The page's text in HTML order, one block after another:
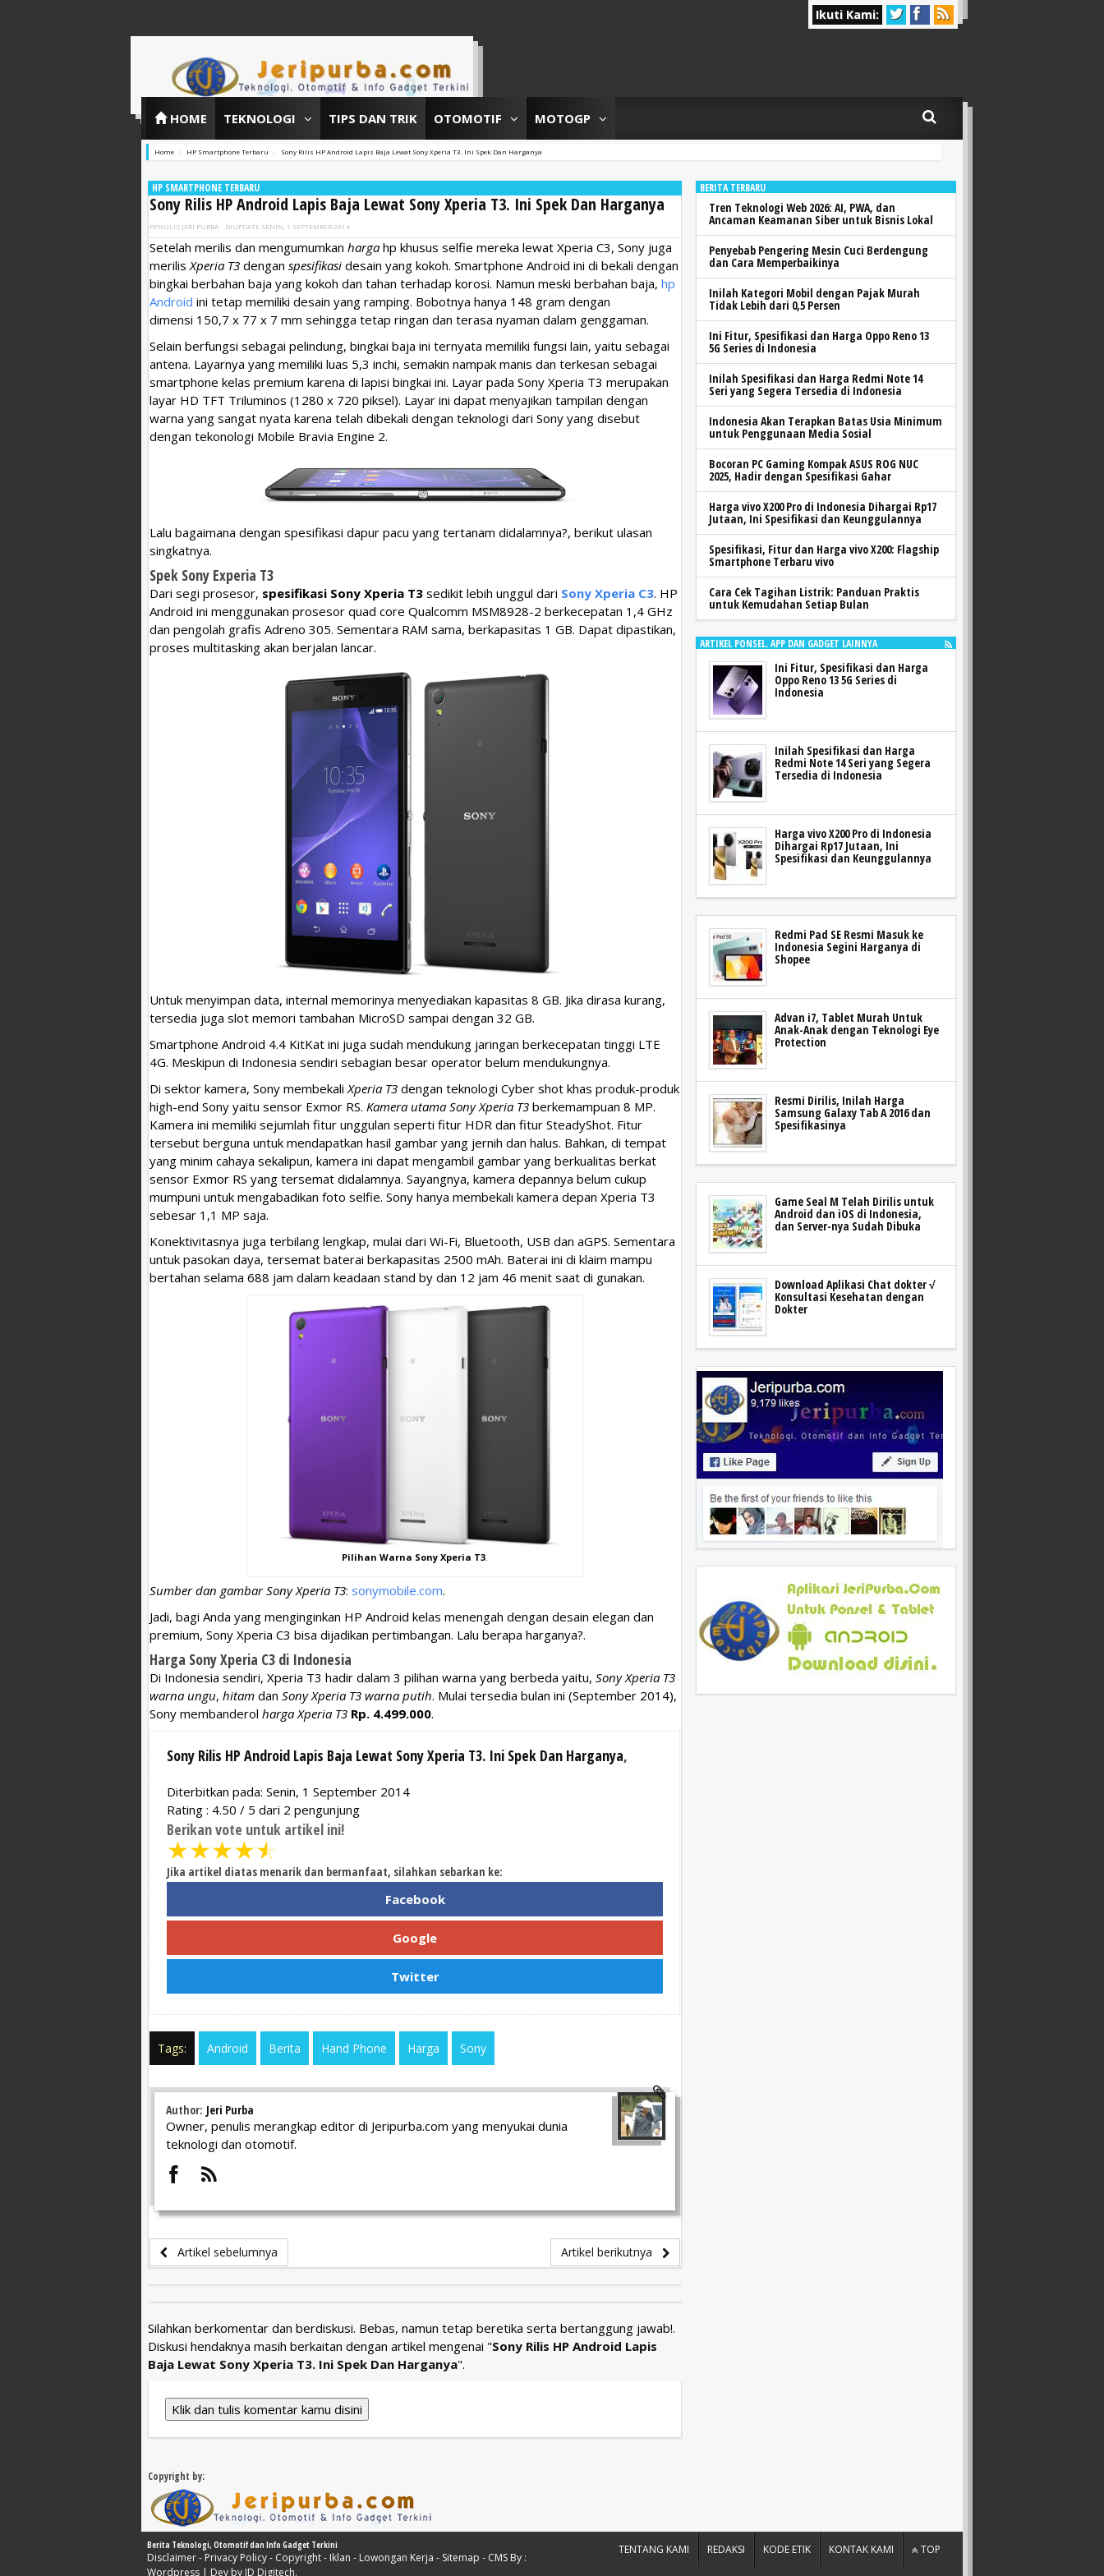
Ikuti Kami:
HOME TEKNOLOGI TIPS DAN TRIK OTOMOTIF MOTOGP
Home HP Smartphone Terbaru Sony Rilis HP Android Lapis Baja Lewat Sony Xperia T3. Ini Spek Dan Harganya
HP SMARTPHONE TERBARU
Sony Rilis HP Android Lapis Baja Lewat Sony Xperia T3. Ini Spek Dan Harganya
PENULIS JERI PURBA DIUPDATE SENIN, 1 SEPTEMBER 2014
Setelah merilis dan mengumumkan harga hp khusus selfie mereka lewat Xperia C3, Sony juga
merilis Xperia T3 dengan spesifikasi desain yang kokoh. Smartphone Android ini di bekali dengan
bingkai berbahan baja yang kokoh dan tahan terhadap korosi. Namun meski berbahan baja, hp
Android ini tetap memiliki desain yang ramping. Bobotnya hanya 148 gram dengan
dimensi 150,7 x 77 x 7 mm sehingga tetap ringan dan terasa nyaman dalam genggaman.
Selain berfungsi sebagai pelindung, bingkai baja ini ternyata memiliki fungsi lain, yaitu sebagai
antena. Layarnya yang memiliki luas 5,3 inchi, semakin nampak manis dan terkesan sebagai
smartphone kelas premium karena di lapisi bingkai ini. Layar pada Sony Xperia T3 merupakan
layar HD TFT Triluminos (1280 x 720 piksel). Layar ini dapat menyajikan tampilan dengan
warna yang sangat nyata karena telah dibekali dengan teknologi dari Sony yang disebut
dengan tekonologi Mobile Bravia Engine 2.
Lalu bagaimana dengan spesifikasi dapur pacu yang tertanam didalamnya?, berikut ulasan
singkatnya.
Spek Sony Experia T3
Dari segi prosesor, spesifikasi Sony Xperia T3 sedikit lebih unggul dari Sony Xperia C3. HP
Android ini menggunakan prosesor quad core Qualcomm MSM8928-2 berkecepatan 1,4 GHz
dan pengolah grafis Adreno 305. Sementara RAM sama, berkapasitas 1 GB. Dapat dipastikan,
proses multitasking akan berjalan lancar.
Untuk menyimpan data, internal memorinya menyediakan kapasitas 8 GB. Jika dirasa kurang,
tersedia juga slot memori tambahan MicroSD sampai dengan 32 GB.
Smartphone Android 4.4 KitKat ini juga sudah mendukung jaringan berkecepatan tinggi LTE
4G. Meskipun di Indonesia sendiri sebagian besar operator belum mendukungnya.
Di sektor kamera, Sony membekali Xperia T3 dengan teknologi Cyber shot khas produk-produk
high-end Sony yaitu sensor Exmor RS. Kamera utama Sony Xperia T3 berkemampuan 8 MP.
Kamera ini memiliki sejumlah fitur unggulan seperti fitur HDR dan fitur SteadyShot. Fitur
tersebut berguna untuk mendapatkan hasil gambar yang jernih dan halus. Bahkan, di tempat
yang minim cahaya sekalipun, kamera ini dapat mengambil gambar yang berkualitas berkat
sensor Exmor RS yang tersemat didalamnya. Sayangnya, kamera depannya belum cukup
mumpuni untuk mengabadikan foto selfie. Sony hanya membekali kamera depan Xperia T3
sebesar 1,1 MP saja.
Konektivitasnya juga terbilang lengkap, mulai dari Wi-Fi, Bluetooth, USB dan aGPS. Sementara
untuk pasokan daya, tersemat baterai berkapasitas 2500 mAh. Baterai ini di klaim mampu
bertahan selama 688 jam dalam keadaan stand by dan 12 jam 46 menit saat di gunakan.
Pilihan Warna Sony Xperia T3
Sumber dan gambar Sony Xperia T3: sonymobile.com.
Jadi, bagi Anda yang menginginkan HP Android kelas menengah dengan desain elegan dan
premium, Sony Xperia C3 bisa dijadikan pertimbangan. Lalu berapa harganya?.
Harga Sony Xperia C3 di Indonesia
Di Indonesia sendiri, Xperia T3 hadir dalam 3 pilihan warna yang berbeda yaitu, Sony Xperia T3
warna ungu, hitam dan Sony Xperia T3 warna putih. Mulai tersedia bulan ini (September 2014),
Sony membanderol harga Xperia T3 Rp. 4.499.000.
Sony Rilis HP Android Lapis Baja Lewat Sony Xperia T3. Ini Spek Dan Harganya,
Diterbitkan pada: Senin, 1 September 2014
Rating : 4.50 / 5 dari 2 pengunjung
Berikan vote untuk artikel ini!
★★★★★
Jika artikel diatas menarik dan bermanfaat, silahkan sebarkan ke:
Facebook
Google
Twitter
Tags: Android Berita Hand Phone Harga Sony
Author: Jeri Purba
Owner, penulis merangkap editor di Jeripurba.com yang menyukai dunia
teknologi dan otomotif.
Artikel sebelumnya Artikel berikutnya
Silahkan berkomentar dan berdiskusi. Bebas, namun tetap beretika serta bertanggung jawab!.
Diskusi hendaknya masih berkaitan dengan artikel mengenai "Sony Rilis HP Android Lapis
Baja Lewat Sony Xperia T3. Ini Spek Dan Harganya".
Klik dan tulis komentar kamu disini
Copyright by:
BERITA TERBARU
Tren Teknologi Web 2026: AI, PWA, dan
Ancaman Keamanan Siber untuk Bisnis Lokal
Penyebab Pengering Mesin Cuci Berdengung
dan Cara Memperbaikinya
Inilah Kategori Mobil dengan Pajak Murah
Tidak Lebih dari 0,5 Persen
Ini Fitur, Spesifikasi dan Harga Oppo Reno 13
5G Series di Indonesia
Inilah Spesifikasi dan Harga Redmi Note 14
Seri yang Segera Tersedia di Indonesia
Indonesia Akan Terapkan Batas Usia Minimum
untuk Penggunaan Media Sosial
Bocoran PC Gaming Kompak ASUS ROG NUC
2025, Hadir dengan Spesifikasi Gahar
Harga vivo X200 Pro di Indonesia Dihargai Rp17
Jutaan, Ini Spesifikasi dan Keunggulannya
Spesifikasi, Fitur dan Harga vivo X200: Flagship
Smartphone Terbaru vivo
Cara Cek Tagihan Listrik: Panduan Praktis
untuk Kemudahan Setiap Bulan
ARTIKEL PONSEL. APP DAN GADGET LAINNYA
Ini Fitur, Spesifikasi dan Harga
Oppo Reno 13 5G Series di
Indonesia
Inilah Spesifikasi dan Harga
Redmi Note 14 Seri yang Segera
Tersedia di Indonesia
Harga vivo X200 Pro di Indonesia
Dihargai Rp17 Jutaan, Ini
Spesifikasi dan Keunggulannya
Redmi Pad SE Resmi Masuk ke
Indonesia Segini Harganya di
Shopee
Advan i7, Tablet Murah Untuk
Anak-Anak dengan Teknologi Eye
Protection
Resmi Dirilis, Inilah Harga
Samsung Galaxy Tab A 2016 dan
Spesifikasinya
Game Seal M Telah Dirilis untuk
Android dan iOS di Indonesia,
dan Server-nya Sudah Dibuka
Download Aplikasi Chat dokter √
Konsultasi Kesehatan dengan
Dokter
Berita Teknologi, Otomotif dan Info Gadget Terkini
Disclaimer- Privacy Policy- Copyright- Iklan - Lowongan Kerja - Sitemap - CMS By :
Wordpress | Dev by ID Digitech.
TENTANG KAMI REDAKSI KODE ETIK KONTAK KAMI TOP